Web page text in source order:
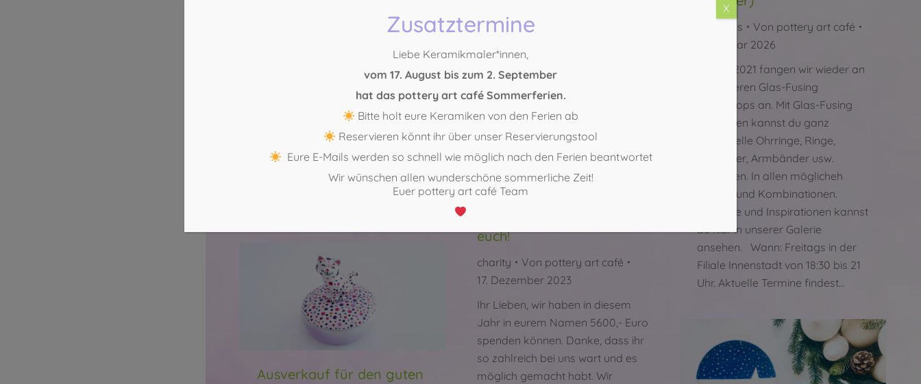
Anleitungen anschauen
Aktuelles Von pottery art café
14. Januar 2026
Ab Juli 2021 fangen wir wieder an
mit unseren Glas-Fusing
Workshops an. Mit Glas-Fusing
Verfahren kannst du ganz
Individuelle Ohrringe, Ringe,
Anhänger, Armbänder usw.
herstellen. In allen möglicheh
Farben und Kombinationen.
Beispiele und Inspirationen kannst
du hier in unserer Galerie
ansehen. Wann: Freitags in der
Filiale Innenstadt von 18:30 bis 21
Uhr. Aktuelle Termine findest…
Lampen-Workshop ist in seiner
machen wir einen Stoff-
Lampenschirm aus dem Stoff
deiner Wahl selbst. Du kannst den
Stoff aus unserer Kollektion
aussuchen oder einen eigenen
mitbringen (dafür setze dich bitte
kurz mit uns in Verbindung via E-
euch!
charity Von pottery art café
17. Dezember 2023
Ihr Lieben, wir haben in diesem
Jahr in eurem Namen 5600,- Euro
spenden können. Danke, dass ihr
so zahlreich bei uns wart und es
möglich gemacht habt. Wir
Ausverkauf für den guten
Zusatztermine
Liebe Keramikmaler*innen,
vom 17. August bis zum 2. September
hat das pottery art café Sommerferien.
Bitte holt eure Keramiken von den Ferien ab
Reservieren könnt ihr über unser Reservierungstool
Eure E-Mails werden so schnell wie möglich nach den Ferien beantwortet
Wir wünschen allen wunderschöne sommerliche Zeit!
Euer pottery art café Team
X